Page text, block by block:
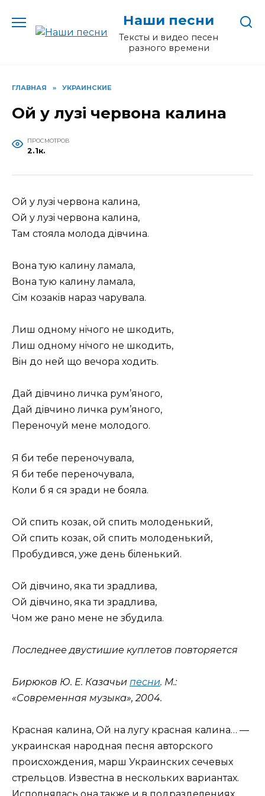
содержанию
Наши песни
Тексты и видео песен
разного времени
ГЛАВНАЯ » УКРАИНСКИЕ
Ой у лузi червона калина
ПРОСМОТРОВ
2.1к.
Ой у лузi червона калина,
Ой у лузi червона калина,
Там стояла молода дiвчина.
Вона тую калину ламала,
Вона тую калину ламала,
Сiм козакiв нараз чарувала.
Лиш одному нiчого не шкодить,
Лиш одному нiчого не шкодить,
Вiн до ней що вечора ходить.
Дай дiвчино личка рум’яного,
Дай дiвчино личка рум’яного,
Переночуй мене молодого.
Я би тебе переночувала,
Я би тебе переночувала,
Коли б я ся зради не бояла.
Ой спить козак, ой спить молоденький,
Ой спить козак, ой спить молоденький,
Пробудився, уже день бiленький.
Ой дiвчино, яка ти зрадлива,
Ой дiвчино, яка ти зрадлива,
Чом же рано мене не збудила.
Последнее двустишие куплетов повторяется
Бирюков Ю. Е. Казачьи песни. М.:
«Современная музыка», 2004.
Красная калина, Ой на лугу красная калина… —
украинская народная песня авторского
происхождения, марш Украинских сечевых
стрельцов. Известна в нескольких вариантах.